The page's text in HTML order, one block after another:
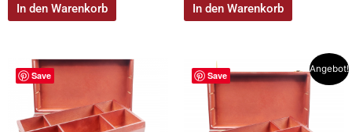
In den Warenkorb In den Warenkorb
Save Save
Angebot!
Preis
Preis